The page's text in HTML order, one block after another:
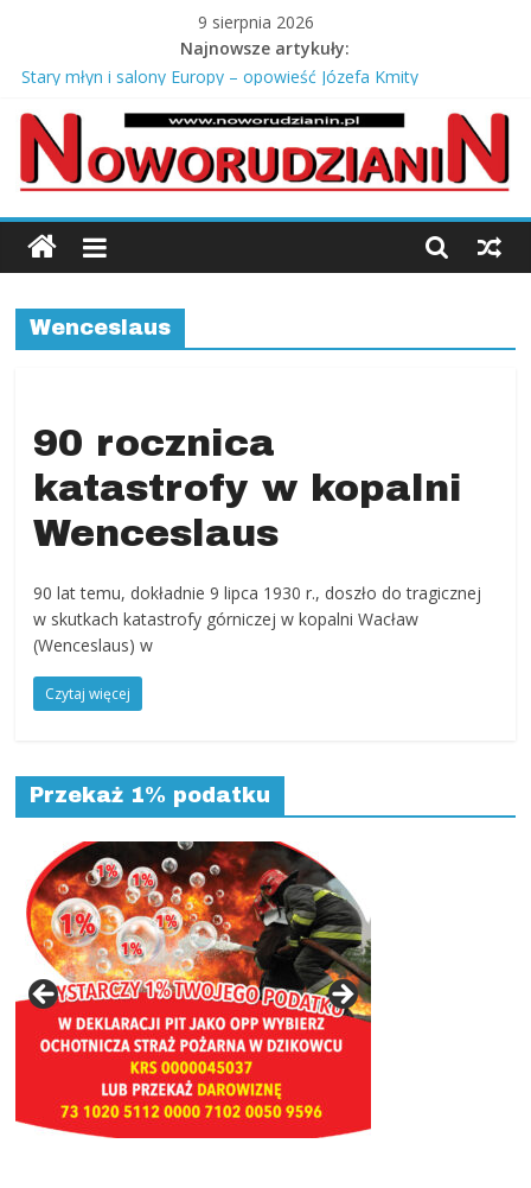
content
9 sierpnia 2026
Najnowsze artykuły:
Jak oceniasz stan dróg w swojej miejscowości?
Co zabrać na odbiór mieszkania od dewelopera?
Srebrne łańcuszki męskie pancerka – ponadczasowy styl i
męska elegancja
Noworudzianin.pl
Ruda,
Radków
Ścinawka,
Jugów,
ziemia
powiat
Góry
Sowie,
Dolny
Śląsk,
informacje,
kulturalne,
sport,
reklama
Wenceslaus
90 rocznica
katastrofy w kopalni
Wenceslaus
90 lat temu, dokładnie 9 lipca 1930 r., doszło do tragicznej
w skutkach katastrofy górniczej w kopalni Wacław
(Wenceslaus) w
Czytaj więcej
Przekaż 1% podatku